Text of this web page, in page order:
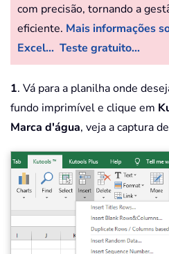
com precisão, tornando a
eficiente. Mais informações
Excel... Teste gratuito...
1. Vá para a planilha onde
fundo imprimível e clique em
Marca d'água, veja a captura